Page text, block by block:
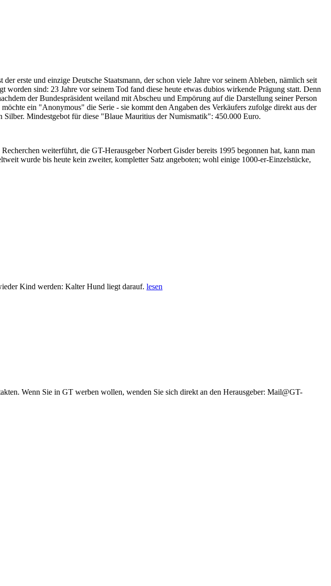
erste und einzige Deutsche Staatsmann, der schon viele Jahre vor seinem Ableben, nämlich seit
sind: 23 Jahre vor seinem Tod fand diese heute etwas dubios wirkende Prägung statt. Denn
der Bundespräsident weiland mit Abscheu und Empörung auf die Darstellung seiner Person
ein "Anonymous" die Serie - sie kommt den Angaben des Verkäufers zufolge direkt aus der
Mindestgebot für diese "Blaue Mauritius der Numismatik": 450.000 Euro.
weiterführt, die GT-Herausgeber Norbert Gisder bereits 1995 begonnen hat, kann man
wurde bis heute kein zweiter, kompletter Satz angeboten; wohl einige 1000-er-Einzelstücke,
Kind werden: Kalter Hund liegt darauf. lesen
Wenn Sie in GT werben wollen, wenden Sie sich direkt an den Herausgeber: Mail@GT-